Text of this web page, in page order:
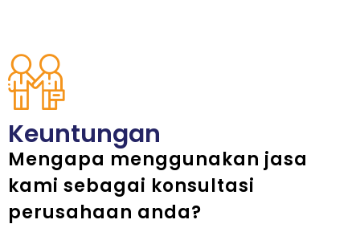
Keuntungan
Mengapa menggunakan jasa
kami sebagai konsultasi
perusahaan anda?